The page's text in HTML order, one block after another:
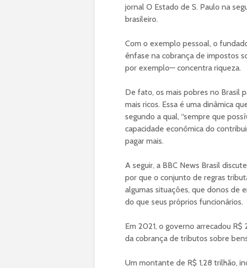
jornal O Estado de S. Paulo na
brasileiro.
Com o exemplo pessoal, o
ênfase na cobrança de impostos
por exemplo— concentra riqueza.
De fato, os mais pobres no Brasil
mais ricos. Essa é uma dinâmica
segundo a qual, “sempre que
capacidade econômica do
pagar mais.
A seguir, a BBC News Brasil
por que o conjunto de regras
algumas situações, que donos de
do que seus próprios funcionários.
Em 2021, o governo arrecadou
da cobrança de tributos sobre
Um montante de R$ 1,28 trilhão,